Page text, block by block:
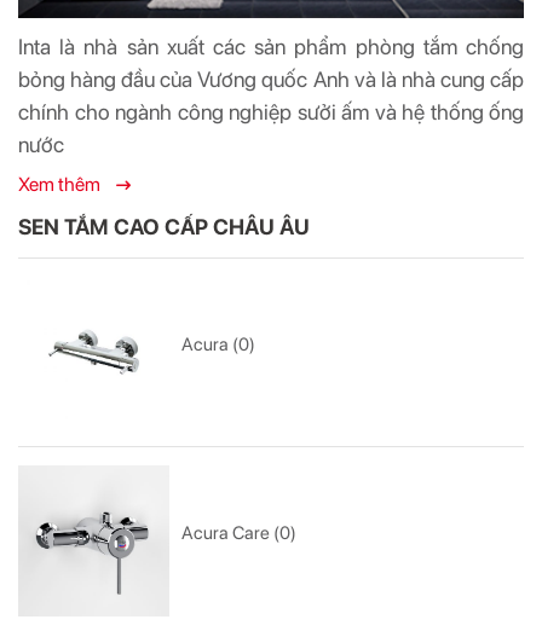
Inta là nhà sản xuất các sản phẩm phòng tắm chống
bỏng hàng đầu của Vương quốc Anh và là nhà cung cấp
chính cho ngành công nghiệp sưởi ấm và hệ thống ống
nước
Xem thêm
SEN TẮM CAO CẤP CHÂU ÂU
Acura (0)
Acura Care (0)